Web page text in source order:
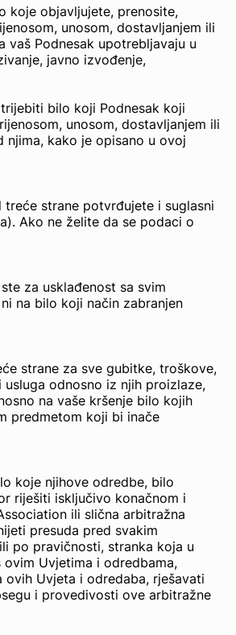
koje objavljujete, prenosite,
unosom, dostavljanjem ili
vaš Podnesak upotrebljavaju u
javno izvođenje,
bilo koji Podnesak koji
unosom, dostavljanjem ili
njima, kako je opisano u ovoj
strane potvrđujete i suglasni
Ako ne želite da se podaci o
za usklađenost sa svim
na bilo koji način zabranjen
strane za sve gubitke, troškove,
odnosno iz njih proizlaze,
na vaše kršenje bilo kojih
predmetom koji bi inače
koje njihove odredbe, bilo
riješiti isključivo konačnom i
ili slična arbitražna
presuda pred svakim
po pravičnosti, stranka koja u
Uvjetima i odredbama,
Uvjeta i odredaba, rješavati
i provedivosti ove arbitražne